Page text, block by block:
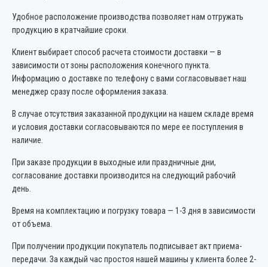
Удобное расположение производства позволяет нам отгружать
продукцию в кратчайшие сроки.
Клиент выбирает способ расчета стоимости доставки — в
зависимости от зоны расположения конечного пункта.
Информацию о доставке по телефону с вами согласовывает наш
менеджер сразу после оформления заказа.
В случае отсутствия заказанной продукции на нашем складе время
и условия доставки согласовываются по мере ее поступления в
наличие.
При заказе продукции в выходные или праздничные дни,
согласование доставки производится на следующий рабочий
день.
Время на комплектацию и погрузку товара — 1-3 дня в зависимости
от объема.
При получении продукции покупатель подписывает акт приема-
передачи. За каждый час простоя нашей машины у клиента более 2-